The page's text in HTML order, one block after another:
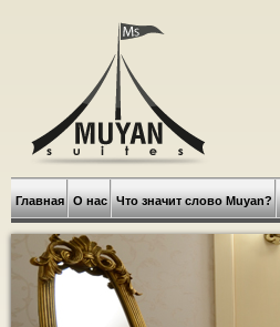
Главная О нас Что значит слово Muyan?